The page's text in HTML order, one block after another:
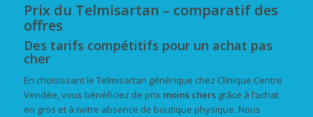
Prix du Telmisartan – comparatif des
offres
Des tarifs compétitifs pour un achat pas
cher
En choisissant le Telmisartan générique chez Clinique Centre
Vendée, vous bénéficiez de prix moins chersgrâce à l’achat
en gros et à notre absence de boutique physique. Nous